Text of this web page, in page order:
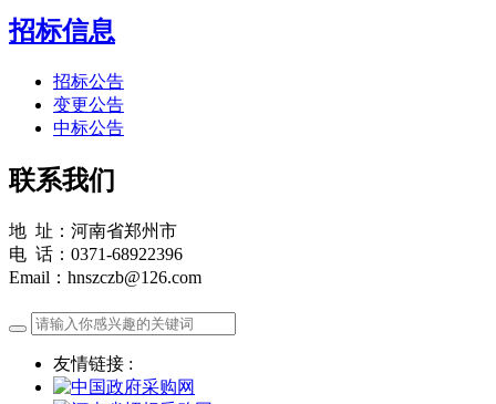
招标信息
招标公告
变更公告
中标公告
联系我们
地 址：河南省郑州市
电 话：0371-68922396
Email：hnszczb@126.com
友情链接 :